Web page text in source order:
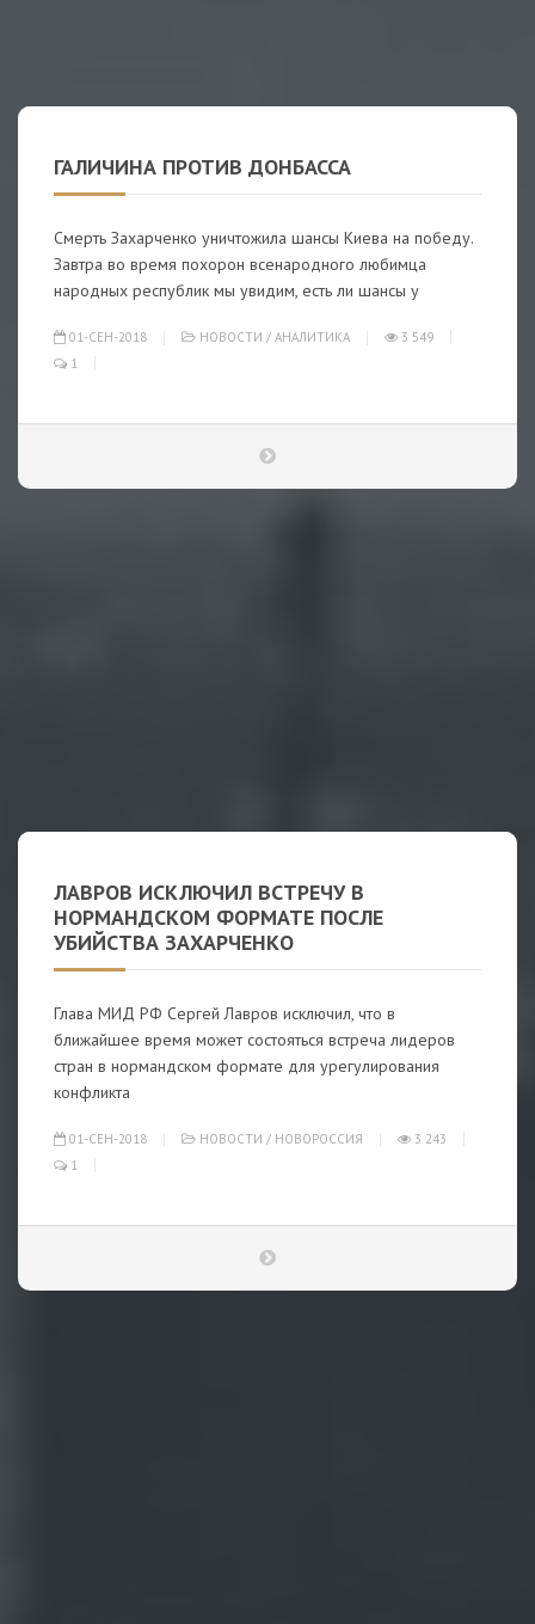
ГАЛИЧИНА ПРОТИВ ДОНБАССА
Смерть Захарченко уничтожила шансы Киева на победу.
Завтра во время похорон всенародного любимца
народных республик мы увидим, есть ли шансы у
01-СЕН-2018 НОВОСТИ / АНАЛИТИКА
3 549
1
ЛАВРОВ ИСКЛЮЧИЛ ВСТРЕЧУ В
НОРМАНДСКОМ ФОРМАТЕ ПОСЛЕ
УБИЙСТВА ЗАХАРЧЕНКО
Глава МИД РФ Сергей Лавров исключил, что в
ближайшее время может состояться встреча лидеров
стран в нормандском формате для урегулирования
конфликта
01-СЕН-2018 НОВОСТИ / НОВОРОССИЯ
3 243
1